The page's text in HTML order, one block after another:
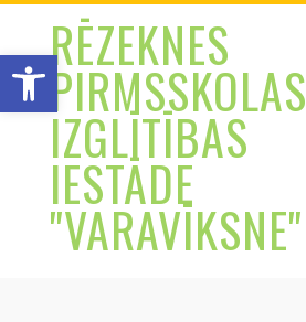
Open toolbar
Skip
contentRĒZEKNES
PIRMSSKOLAS
IZGLĪTĪBAS
IESTĀDE
"VARAVĪKSNE"